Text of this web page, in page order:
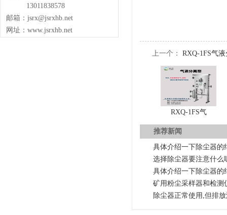
13011838578
邮箱：jsrx@jsrxhb.net
网址：www.jsrxhb.net
上一个： RXQ-1FS气
RXQ-1FS气
推荐新闻
具体介绍一下除尘器的
选择除尘器要注意什么
具体介绍一下除尘器的
矿用粉尘采样器和检测
除尘器正常使用,但排